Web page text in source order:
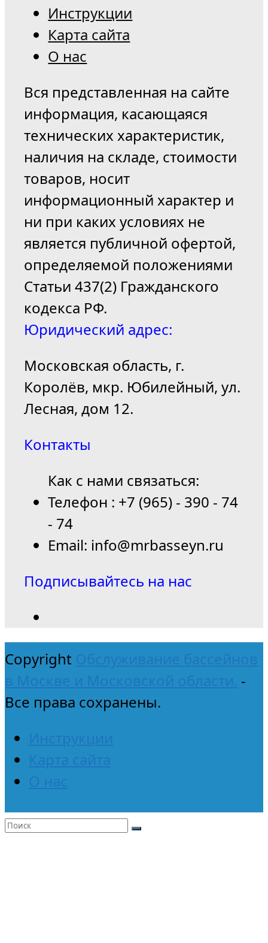
Инструкции
Карта сайта
О нас
Вся представленная на сайте
информация, касающаяся
технических характеристик,
наличия на складе, стоимости
товаров, носит
информационный характер и
ни при каких условиях не
является публичной офертой,
определяемой положениями
Статьи 437(2) Гражданского
кодекса РФ.
Юридический адрес:
Московская область, г.
Королёв, мкр. Юбилейный, ул.
Лесная, дом 12.
Контакты
Как с нами связаться:
Телефон : +7 (965) - 390 - 74
- 74
Email: info@mrbasseyn.ru
Подписывайтесь на нас
Copyright Обслуживание бассейнов
в Москве и Московской области. -
Все права сохранены.
Инструкции
Карта сайта
О нас